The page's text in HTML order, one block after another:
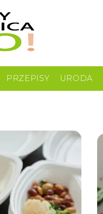
PRZEPISY URODA